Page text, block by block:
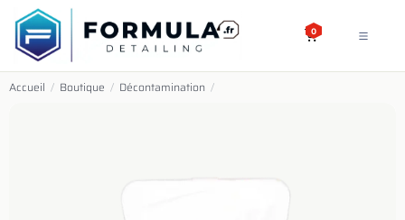
SE RENDRE AU CONTENU
0
Accueil / Boutique / Décontamination /